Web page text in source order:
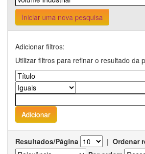
Iniciar uma nova pesquisa
Adicionar filtros:
Utilizar filtros para refinar o resultado da
Resultados/Página | Ordenar